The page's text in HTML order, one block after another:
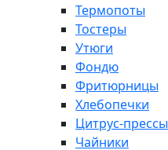
Термопоты
Тостеры
Утюги
Фондю
Фритюрницы
Хлебопечки
Цитрус-прессы
Чайники